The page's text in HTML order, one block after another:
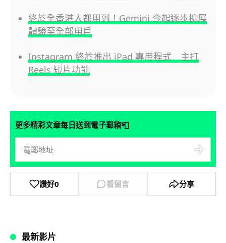
終於全香港人都用到！Gemini 今起逐步擴展
體驗至全部用戶
Instagram 終於推出 iPad 專用程式 主打
Reels 短片功能
更多精彩文章每日送到電子郵箱📮
讚好0 看留言 分享
最新影片